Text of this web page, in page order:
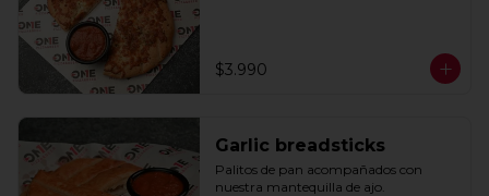
$3.990
Garlic breadsticks
Palitos de pan acompañados con
nuestra mantequilla de ajo.